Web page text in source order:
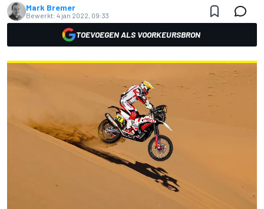
Mark Bremer
Bewerkt: 4 jan 2022, 09:33
TOEVOEGEN ALS VOORKEURSBRON